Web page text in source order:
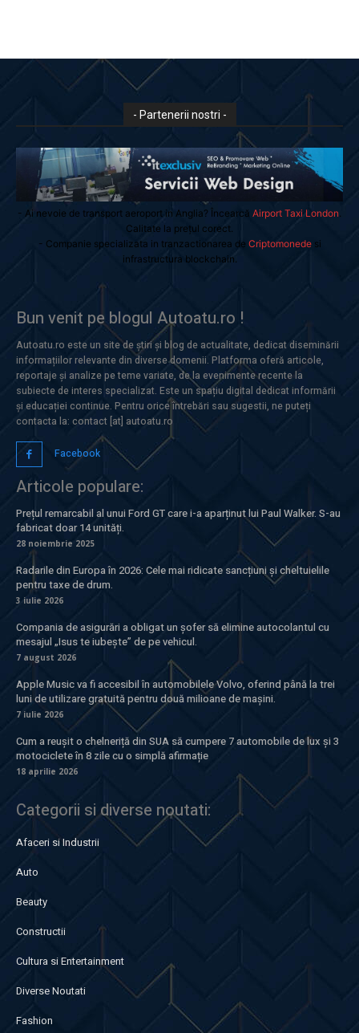
- Partenerii nostri -
- Ai nevoie de transport aeroport in Anglia? Încearcă Airport Taxi London
Calitate la prețul corect.
- Companie specializata in tranzactionarea de Criptomonedesi
infrastructura blockchain.
Bun venit pe blogul Autoatu.ro !
Autoatu.ro este un site de știri și blog de actualitate, dedicat diseminării
informațiilor relevante din diverse domenii. Platforma oferă articole,
reportaje și analize pe teme variate, de la evenimente recente la
subiecte de interes specializat. Este un spațiu digital dedicat informării
și educației continue. Pentru orice întrebări sau sugestii, ne puteți
contacta la: contact [at] autoatu.ro
Facebook
Articole populare:
Prețul remarcabil al unui Ford GT care i-a aparținut lui Paul Walker. S-au
fabricat doar 14 unități.
28 noiembrie 2025
Radarile din Europa în 2026: Cele mai ridicate sancțiuni și cheltuielile
pentru taxe de drum.
3 iulie 2026
Compania de asigurări a obligat un șofer să elimine autocolantul cu
mesajul „Isus te iubește” de pe vehicul.
7 august 2026
Apple Music va fi accesibil în automobilele Volvo, oferind până la trei
luni de utilizare gratuită pentru două milioane de mașini.
7 iulie 2026
Cum a reușit o chelneriță din SUA să cumpere 7 automobile de lux și 3
motociclete în 8 zile cu o simplă afirmație
18 aprilie 2026
Categorii si diverse noutati:
Afaceri si Industrii
Auto
Beauty
Constructii
Cultura si Entertainment
Diverse Noutati
Fashion